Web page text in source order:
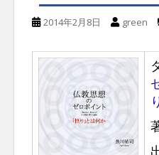
2014年2月8日 green